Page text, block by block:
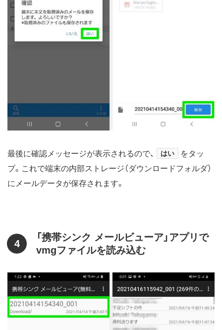
最後に確認メッセージが表示されるので、 はい
をタッ
プ。これで端末の内部ストレージ（ダウンロードフォルダ）
にメールデータが保存されます。
4
「携帯シンク メールビューア」アプリで
vmgファイルを読み込む